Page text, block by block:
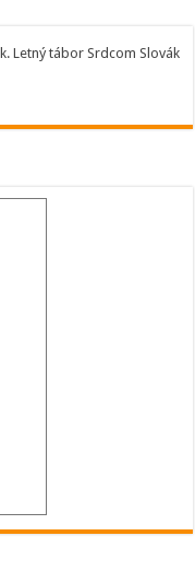
Letný tábor Srdcom Slovák